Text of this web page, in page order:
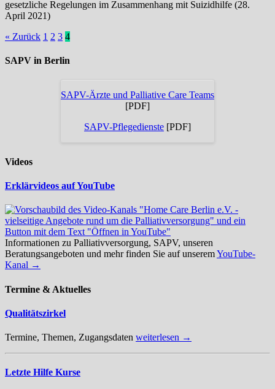
gesetzliche Regelungen im Zusammenhang mit Suizidhilfe (28.
April 2021)
« Zurück 1 2 3 4
SAPV in Berlin
SAPV-Ärzte und Palliative Care Teams
[PDF]
SAPV-Pflegedienste [PDF]
Videos
Erklärvideos auf YouTube
Informationen zu Palliativversorgung, SAPV, unseren
Beratungsangeboten und mehr finden Sie auf unseremYouTube-
Kanal →
Termine & Aktuelles
Qualitätszirkel
Termine, Themen, Zugangsdaten weiterlesen →
Letzte Hilfe Kurse